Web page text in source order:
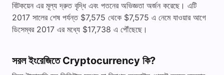
বিটকয়েন এর মূল্য দ্রুত বৃদ্ধি এবং পতনের অভিজ্ঞতা অর্জন করেছে। এটি
2017 সালের শেষ পর্যন্ত $7,575 থেকে $7,575 এ নেমে যাওয়ার আগে
ডিসেম্বর 2017 এর মধ্যে $17,738 এ পৌঁছেছে।
সরল ইংরেজিতে Cryptocurrency কি?